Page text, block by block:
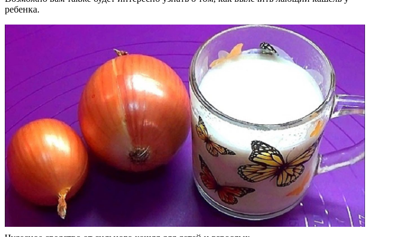
ребенка.